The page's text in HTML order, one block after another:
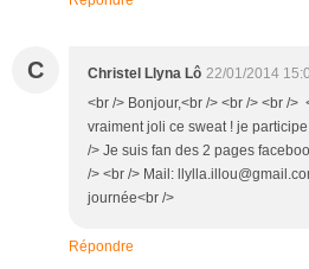
C Christel Llyna Lô 22/01/2014
<br /> Bonjour,<br /> <br /> <br />
vraiment joli ce sweat ! je
/> Je suis fan des 2 pages
/> <br /> Mail:
journée<br />
Répondre